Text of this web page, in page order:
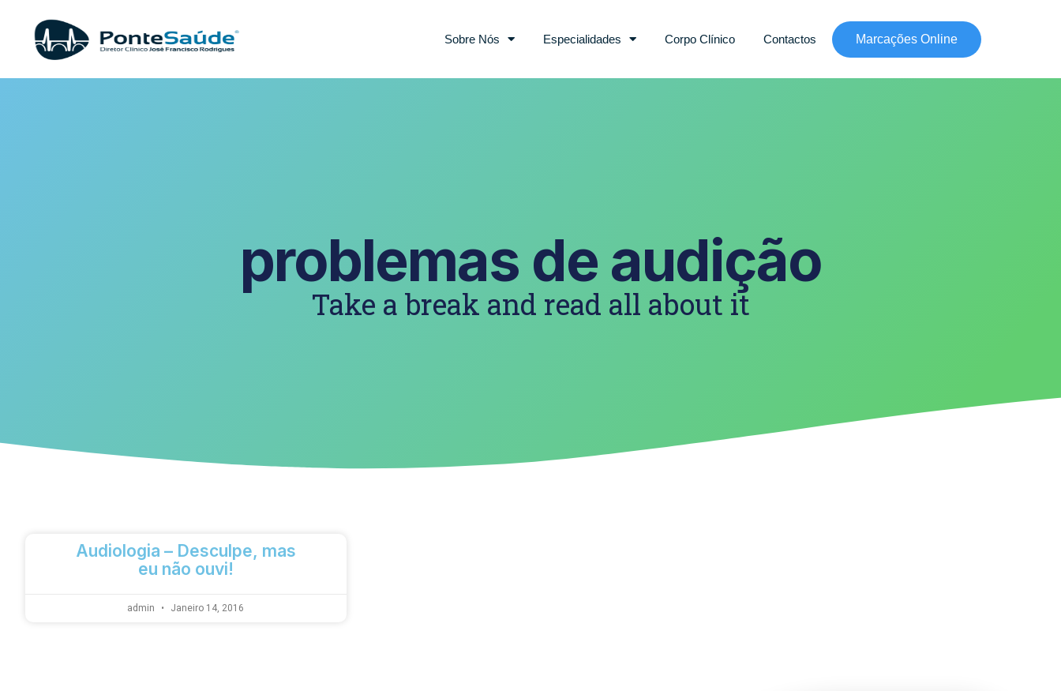
Sobre Nós Especialidades Corpo Clínico Contactos Marcações Online
problemas de audição
Take a break and read all about it
Audiologia – Desculpe, mas
eu não ouvi!
admin Janeiro 14, 2016